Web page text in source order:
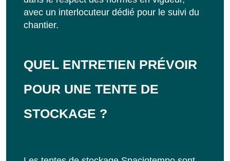
avec un interlocuteur dédié pour le suivi du
chantier.
QUEL ENTRETIEN PRÉVOIR
POUR UNE TENTE DE
STOCKAGE ?